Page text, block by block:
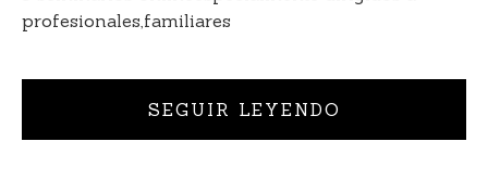
profesionales,familiares
SEGUIR LEYENDO